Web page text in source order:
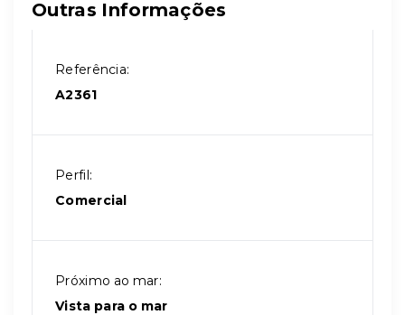
Outras Informações
Referência:
A2361
Perfil:
Comercial
Próximo ao mar:
Vista para o mar